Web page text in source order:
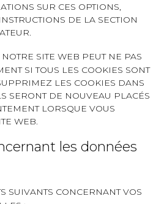
SUR CES OPTIONS,
DE LA SECTION
SITE WEB PEUT NE PAS
SI TOUS LES COOKIES SONT
LES COOKIES DANS
SERONT DE NOUVEAU PLACÉS
LORSQUE VOUS
WEB.
les données
SUIVANTS CONCERNANT VOS